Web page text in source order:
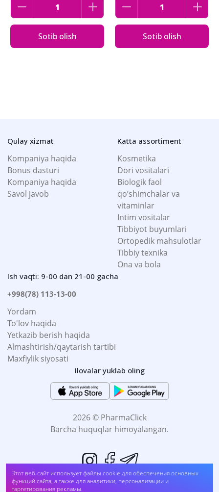
Этот веб-сайт использует файлы cookie для обеспечения основных
функций сайта, а также для аналитики, персонализации и
таргетирования рекламы.
UZS76 800 UZS86 400
Sotib olish Sotib olish
Qulay xizmat
Kompaniya haqida
Bonus dasturi
Kompaniya haqida
Savol javob
Katta assortiment
Kosmetika
Dori vositalari
Biologik faol
qo’shimchalar va
vitaminlar
Intim vositalar
Tibbiyot buyumlari
Ortopedik mahsulotlar
Tibbiy texnika
Ona va bola
Ish vaqti: 9-00 dan 21-00 gacha
+998(78) 113-13-00
Yordam
To'lov haqida
Yetkazib berish haqida
Almashtirish/qaytarish tartibi
Maxfiylik siyosati
Ilovalar yuklab oling
2026 © PharmaClick
Barcha huquqlar himoyalangan.